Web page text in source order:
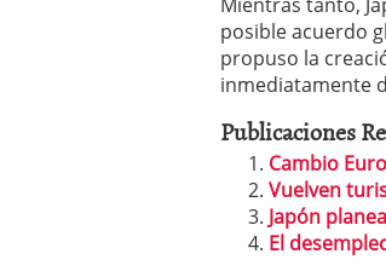
posible acuerdo
propuso la
inmediatamente
Publicaciones
Cambio
Vuelven
Japón
El